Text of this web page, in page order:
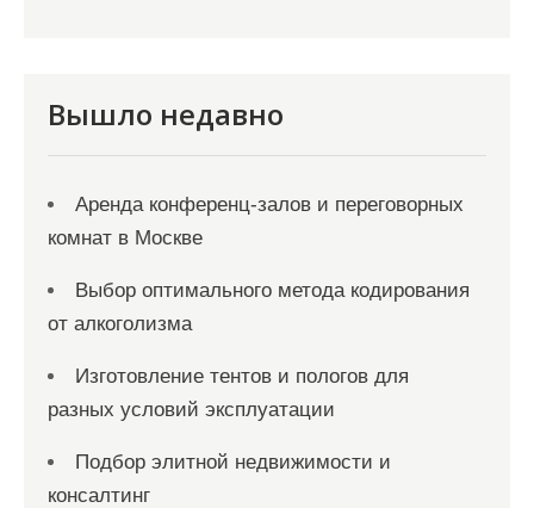
Вышло недавно
Аренда конференц-залов и переговорных
комнат в Москве
Выбор оптимального метода кодирования
от алкоголизма
Изготовление тентов и пологов для
разных условий эксплуатации
Подбор элитной недвижимости и
консалтинг